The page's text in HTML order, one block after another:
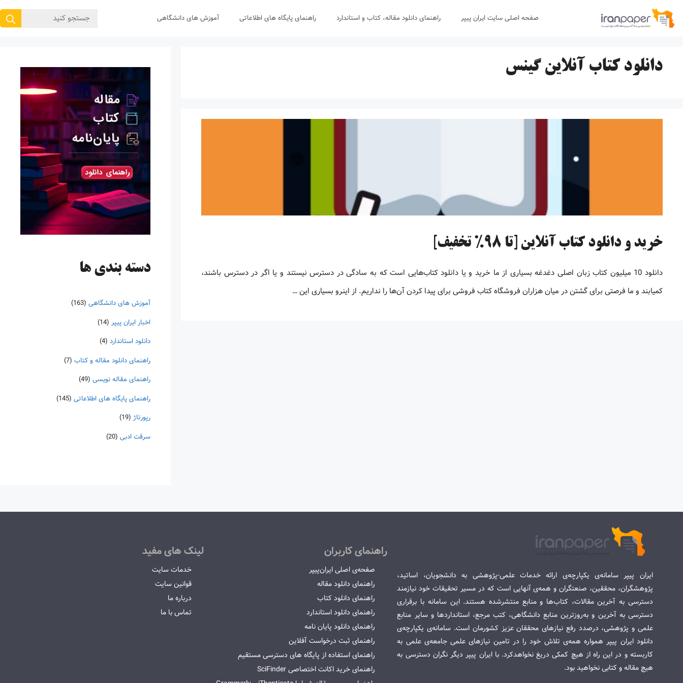
پرش
صفحه اصلی سایت ایران پیپر راهنمای دانلود مقاله، کتاب و استاندارد راهنمای پایگاه های اطلاعاتی آموزش های دانشگاهی
جستجوی
دانلود کتاب آنلاین گینس
خرید و دانلود کتاب آنلاین [تا 98% تخفیف]
دانلود 10 میلیون کتاب زبان اصلی دغدغه بسیاری از ما خرید و یا دانلود کتاب‌هایی است که به سادگی در دسترس نیستند و یا اگر در دسترس باشند،
کمیابند و ما فرصتی برای گشتن در میان هزاران فروشگاه کتاب فروشی برای پیدا کردن آن‌ها را نداریم. از اینرو بسیاری این …
دسته‌ بندی ها
آموزش های دانشگاهی (163)
اخبار ایران پیپر (14)
دانلود استاندارد (4)
راهنمای دانلود مقاله و کتاب (7)
راهنمای مقاله نویسی (49)
راهنمای پایگاه های اطلاعاتی (145)
رپورتاژ (19)
سرقت ادبی (20)
ایران پیپر سامانه‌ی یکپارچه‌ی ارائه خدمات علمی-پژوهشی به دانشجویان، اساتید،
پژوهشگران، محققین، صنعتگران و همه‌ی آنهایی است که در مسیر تحقیقات خود نیازمند
دسترسی به آخرین مقالات، کتاب‌ها و منابع منتشرشده هستند. این سامانه با برقراری
دسترسی به آخرین و به‌روزترین منابع دانشگاهی، کتب مرجع، استانداردها و سایر منابع
علمی و پژوهشی، درصدد رفع نیازهای محققان عزیز کشورمان است. سامانه‌ی یکپارچه‌ی
دانلود ایران پیپر همواره همه‌ی تلاش خود را در تامین نیازهای علمی جامعه‌ی علمی به
کاربسته و در این راه از هیچ کمکی دریغ نخواهدکرد. با ایران پیپر دیگر نگران دسترسی به
هیچ مقاله و کتابی نخواهید بود.
راهنمای کاربران
صفحه‌ی اصلی ایران‌پیپر
راهنمای دانلود مقاله
راهنمای دانلود کتاب
راهنمای دانلود استاندارد
راهنمای دانلود پایان نامه
راهنمای ثبت درخواست آفلاین
راهنمای استفاده از پایگاه های دسترسی مستقیم
راهنمای خرید اکانت اختصاصی SciFinder
لینک های مفید
خدمات سایت
قوانین سایت
درباره ما
تماس با ما